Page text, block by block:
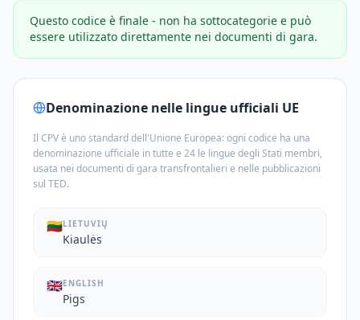
Questo codice è finale - non ha sottocategorie e può
essere utilizzato direttamente nei documenti di gara.
Denominazione nelle lingue ufficiali UE
Il CPV è uno standard dell'Unione Europea: ogni codice ha una
denominazione ufficiale in tutte e 24 le lingue degli Stati membri,
usata nei documenti di gara transfrontalieri e nelle pubblicazioni
sul TED.
🇱🇹LIETUVIŲ
Kiaulės
🇬🇧ENGLISH
Pigs